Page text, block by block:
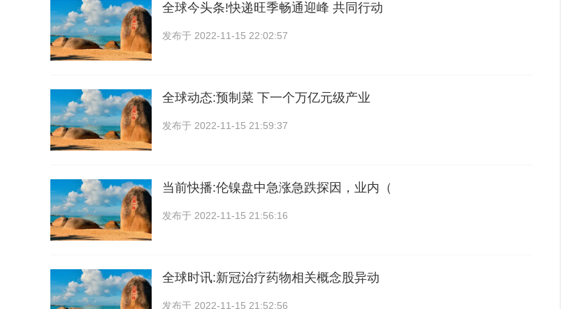
全球今头条!快递旺季畅通迎峰 共同行动
发布于 2022-11-15 22:02:57
全球动态:预制菜 下一个万亿元级产业
发布于 2022-11-15 21:59:37
当前快播:伦镍盘中急涨急跌探因，业内（
发布于 2022-11-15 21:56:16
全球时讯:新冠治疗药物相关概念股异动
发布于 2022-11-15 21:52:56